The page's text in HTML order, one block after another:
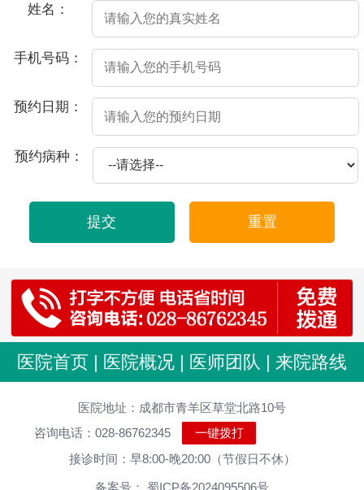
射精时出现疼痛和血液是一种不正常的情况，通常可能是由以下多种因素导致的。
射精疼痛是指在性行为或撸管等活动中，当男性达到性奋并射精时出现的疼痛感。这种疼痛可能会在射精后立即或一段时间后出现，疼痛程度因个体差异而有所不同，有时可能会持续数秒或数分钟，甚至可能会持续数小时。射精疼痛可能是由多种不同因素引起的，以下是一些常见的原因： 2026-07-21
导致龟头炎的三大原因
包皮龟头炎爱你的因素 2025-10-21
必知为怎么会患上前列腺炎的病 2025-09-11
必知龟头炎征兆是什么,怎样医治效果好 2025-09-06
必知附睾炎造成如何危害
出现早泄的病因是怎样吗 2025-08-17
尿道炎伴随哪些心理障碍 2025-08-14
包茎的治疗方法 2025-08-08
包皮过长该做什么手术 2025-07-30
包皮过长还是别自慰好
包皮过长对肾脏危害大 男性千万莫忽视 医院科普
姓名：
手机号码：
预约日期：
预约病种：
提交 重置
医院首页 | 医院概况 | 医师团队 | 来院路线
医院地址：成都市青羊区草堂北路10号
咨询电话：028-86762345
一键拨打
接诊时间：早8:00-晚20:00（节假日不休）